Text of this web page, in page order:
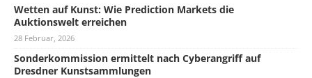
Wetten auf Kunst: Wie Prediction Markets die
Auktionswelt erreichen
28 Februar, 2026
Sonderkommission ermittelt nach Cyberangriff auf
Dresdner Kunstsammlungen